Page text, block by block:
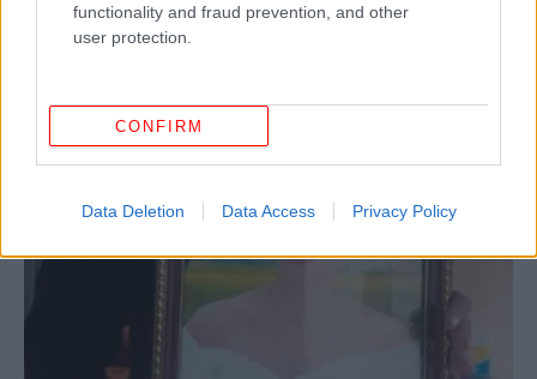
functionality and fraud prevention, and other
user protection.
CONFIRM
Data Deletion Data Access Privacy Policy